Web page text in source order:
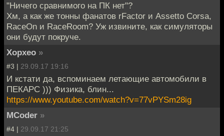
"Ничего сравнимого на ПК нет"?
Хм, а как же тонны фанатов rFactor и Assetto Corsa,
RaceOn и RaceRoom? Уж извините, как симуляторы
они будут покруче.
Хорхео »
#3 | 29.09.17 19:16
И кстати да, вспоминаем летающие автомобили в
ПЕКАРС ))) Физика, блин...
https://www.youtube.com/watch?v=77vPYSm28ig
MCoder »
#4 | 29.09.17 21:25